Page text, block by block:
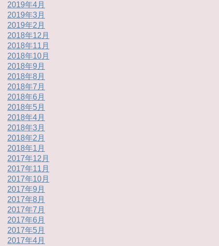
2019年4月
2019年3月
2019年2月
2018年12月
2018年11月
2018年10月
2018年9月
2018年8月
2018年7月
2018年6月
2018年5月
2018年4月
2018年3月
2018年2月
2018年1月
2017年12月
2017年11月
2017年10月
2017年9月
2017年8月
2017年7月
2017年6月
2017年5月
2017年4月